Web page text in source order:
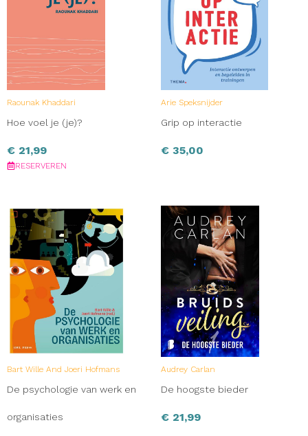
Raounak Khaddari
Hoe voel je (je)?
€ 21,99
RESERVEREN
Arie Speksnijder
Grip op interactie
€ 35,00
Bart Wille And Joeri Hofmans
De psychologie van werk en
organisaties
Audrey Carlan
De hoogste bieder
€ 21,99